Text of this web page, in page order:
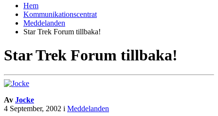
Hem
Kommunikationscentrat
Meddelanden
Star Trek Forum tillbaka!
Star Trek Forum tillbaka!
Av Jocke
4 September, 2002 i Meddelanden